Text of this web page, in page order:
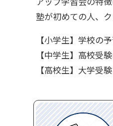
塾が初めての人、
【小学生】学校の
【中学生】高校受
【高校生】大学受